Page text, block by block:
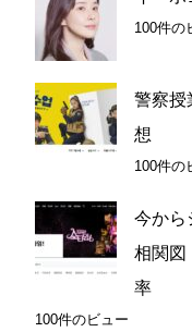
100件の
警察
想
100件の
今から
相関
率
100件のビュー